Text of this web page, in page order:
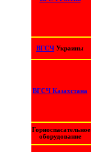
ВГСЧ Украины
ВГСЧ Казахстана
Горноспасательное
оборудование